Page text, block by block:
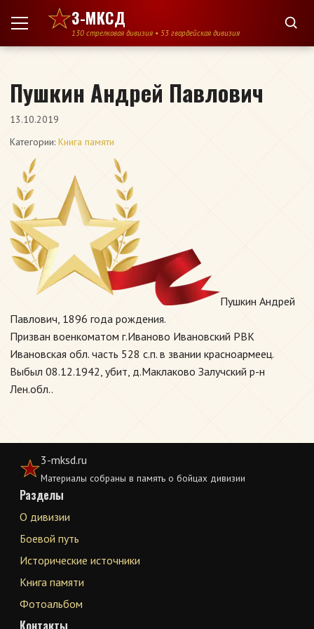
Перейти к содержимому
3-МКСД
130 стрелковая дивизия • 53 гвардейская дивизия
Пушкин Андрей Павлович
13.10.2019
Категории: Книга памяти
Пушкин Андрей
Павлович, 1896 года рождения.
Призван военкоматом г.Иваново Ивановский РВК
Ивановская обл. часть 528 с.п. в звании красноармеец.
Выбыл 08.12.1942, убит, д.Маклаково Залучский р-н
Лен.обл..
3-mksd.ru
Материалы собраны в память о бойцах дивизии
Разделы
О дивизии
Боевой путь
Исторические источники
Книга памяти
Фотоальбом
Контакты